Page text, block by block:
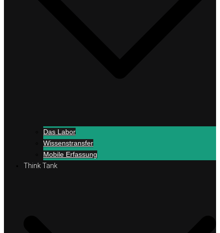
Das Labor
Wissenstransfer
Mobile Erfassung
Think Tank